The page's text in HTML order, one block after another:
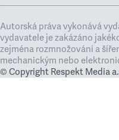
Autorská práva vykonává
vydavatele je zakázáno
zejména rozmnožování a
mechanickým nebo
© Copyright Respekt Media